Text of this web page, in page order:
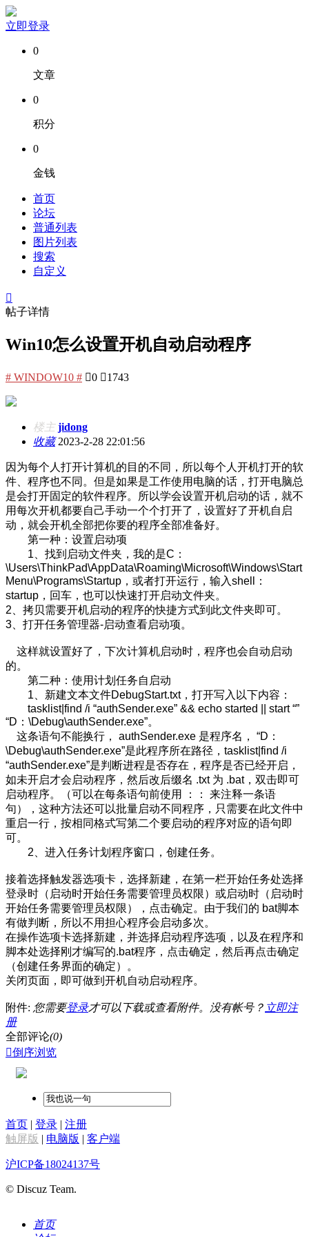
立即登录
0
文章
0
积分
0
金钱
首页
论坛
普通列表
图片列表
搜索
自定义

帖子详情
Win10怎么设置开机自动启动程序
# WINDOW10 # 0 1743
楼主 jidong
收藏2023-2-28 22:01:56
因为每个人打开计算机的目的不同，所以每个人开机打开的软
件、程序也不同。但是如果是工作使用电脑的话，打开电脑总
是会打开固定的软件程序。所以学会设置开机启动的话，就不
用每次开机都要自己手动一个个打开了，设置好了开机自启
动，就会开机全部把你要的程序全部准备好。
第一种：设置启动项
1、找到启动文件夹，我的是C：
\Users\ThinkPad\AppData\Roaming\Microsoft\Windows\Start
Menu\Programs\Startup，或者打开运行，输入shell：
startup，回车，也可以快速打开启动文件夹。
2、拷贝需要开机启动的程序的快捷方式到此文件夹即可。
3、打开任务管理器-启动查看启动项。
这样就设置好了，下次计算机启动时，程序也会自动启动
的。
第二种：使用计划任务自启动
1、新建文本文件DebugStart.txt，打开写入以下内容：
tasklist|find /i “authSender.exe” && echo started || start “”
“D：\Debug\authSender.exe”。
这条语句不能换行， authSender.exe 是程序名， “D：
\Debug\authSender.exe”是此程序所在路径，tasklist|find /i
“authSender.exe”是判断进程是否存在，程序是否已经开启，
如未开启才会启动程序，然后改后缀名 .txt 为 .bat，双击即可
启动程序。（可以在每条语句前使用 ：： 来注释一条语
句），这种方法还可以批量启动不同程序，只需要在此文件中
重启一行，按相同格式写第二个要启动的程序对应的语句即
可。
2、进入任务计划程序窗口，创建任务。
接着选择触发器选项卡，选择新建，在第一栏开始任务处选择
登录时（启动时开始任务需要管理员权限）或启动时（启动时
开始任务需要管理员权限），点击确定。由于我们的 bat脚本
有做判断，所以不用担心程序会启动多次。
在操作选项卡选择新建，并选择启动程序选项，以及在程序和
脚本处选择刚才编写的.bat程序，点击确定，然后再点击确定
（创建任务界面的确定）。
关闭页面，即可做到开机自动启动程序。
附件: 您需要登录才可以下载或查看附件。没有帐号？ 立即注
册
全部评论(0)
倒序浏览
首页 | 登录 | 注册
触屏版 | 电脑版 | 客户端
沪ICP备18024137号
© Discuz Team.
首页